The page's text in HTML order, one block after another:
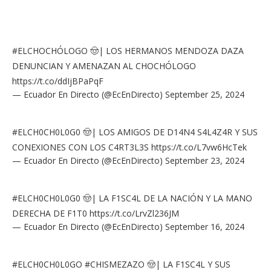
#ELCHOCHÓLOGO 🤠| LOS HERMANOS MENDOZA DAZA
DENUNCIAN Y AMENAZAN AL CHOCHÓLOGO
https://t.co/ddIjBPaPqF
— Ecuador En Directo (@EcEnDirecto) September 25, 2024
#ELCH0CH0L0G0 🤠| LOS AMIGOS DE D14N4 S4L4Z4R Y SUS
CONEXIONES CON LOS C4RT3L3S https://t.co/L7vw6HcTek
— Ecuador En Directo (@EcEnDirecto) September 23, 2024
#ELCH0CH0L0G0 🤠| LA F1SC4L DE LA NACIÓN Y LA MANO
DERECHA DE F1T0 https://t.co/LrvZl236JM
— Ecuador En Directo (@EcEnDirecto) September 16, 2024
#ELCH0CH0L0GO #CHISMEZAZO 🤠| LA F1SC4L Y SUS